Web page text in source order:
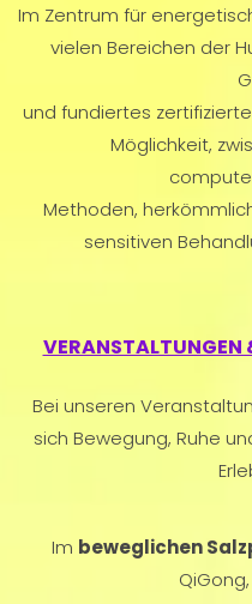
Im Zentrum für
vielen Bereichen der
und fundiertes
Möglichkeit,
Methoden,
sensitiven
VERANSTALTUNGEN
Bei unseren
sich Bewegung, Ruhe
Im beweglichen